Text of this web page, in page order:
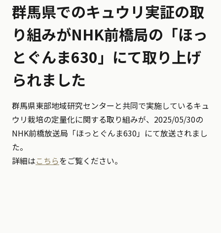
群馬県でのキュウリ実証の取
り組みがNHK前橋局の「ほっ
とぐんま630」にて取り上げ
られました
群馬県東部地域研究センターと共同で実施しているキュ
ウリ栽培の定量化に関する取り組みが、2025/05/30の
NHK前橋放送局「ほっとぐんま630」にて放送されまし
た。
詳細はこちらをご覧ください。